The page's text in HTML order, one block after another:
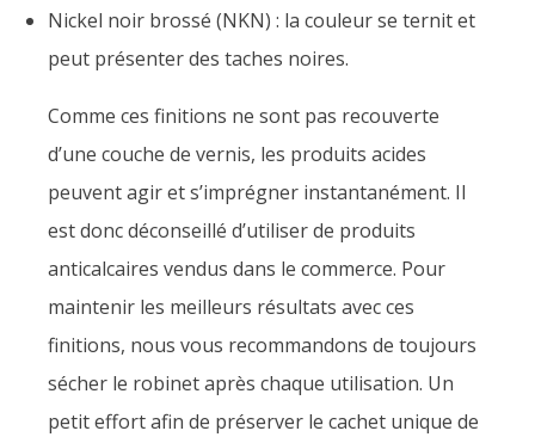
Nickel noir brossé (NKN) : la couleur se ternit et
peut présenter des taches noires.
Comme ces finitions ne sont pas recouverte
d’une couche de vernis, les produits acides
peuvent agir et s’imprégner instantanément. Il
est donc déconseillé d’utiliser de produits
anticalcaires vendus dans le commerce. Pour
maintenir les meilleurs résultats avec ces
finitions, nous vous recommandons de toujours
sécher le robinet après chaque utilisation. Un
petit effort afin de préserver le cachet unique de